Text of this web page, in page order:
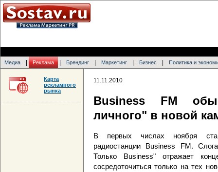
Медиа Реклама Брендинг Маркетинг Бизнес Политика и
11.11.2010
Business FM
личного" в новой
В первых числах ноября
радиостанции Business FM.
Только Business" отражает
сосредоточиться только на тех
Карта
рекламного
рынка